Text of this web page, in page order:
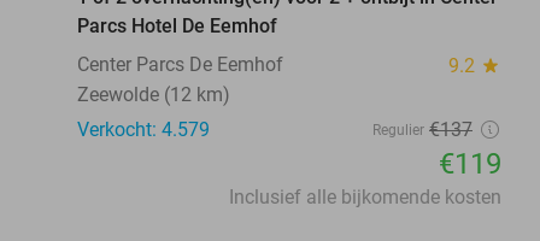
Parcs Hotel De Eemhof
Center Parcs De Eemhof
9.2 star
Zeewolde (12 km)
Verkocht: 4.579
Regulier €137
€119
Inclusief alle bijkomende kosten